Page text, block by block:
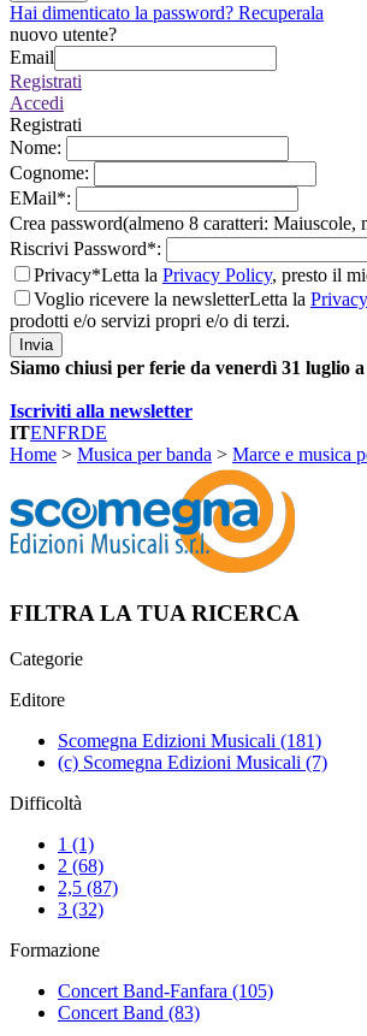
Hai dimenticato la password? Recuperala
nuovo utente?
Email
Registrati
Accedi
Registrati
Nome:
Cognome:
EMail*:
Crea password(almeno 8 caratteri: Maiuscole,
Riscrivi Password*:
Privacy*Letta la Privacy Policy, presto il
Voglio ricevere la newsletterLetta la
prodotti e/o servizi propri e/o di terzi.
Invia
Siamo chiusi per ferie da venerdì 31 luglio
Iscriviti alla newsletter
ITENFRDE
Home > Musica per banda > Marce e musica
FILTRA LA TUA RICERCA
Categorie
Editore
Scomegna Edizioni Musicali (181)
(c) Scomegna Edizioni Musicali (7)
Difficoltà
1 (1)
2 (68)
2,5 (87)
3 (32)
Formazione
Concert Band-Fanfara (105)
Concert Band (83)